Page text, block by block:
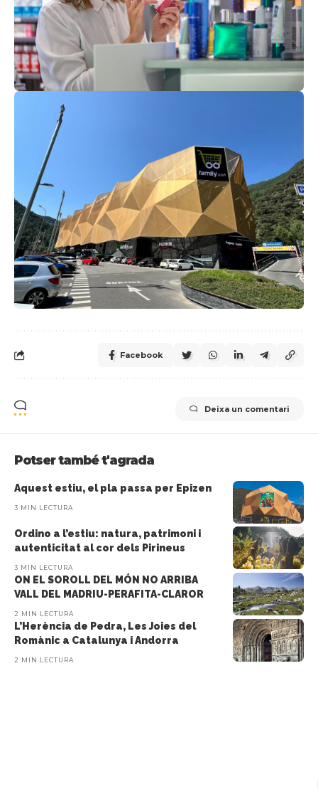
Facebook
Deixa un comentari
Potser també t'agrada
Aquest estiu, el pla passa per Epizen
3 MIN LECTURA
Ordino a l’estiu: natura, patrimoni i
autenticitat al cor dels Pirineus
3 MIN LECTURA
ON EL SOROLL DEL MÓN NO ARRIBA
VALL DEL MADRIU-PERAFITA-CLAROR
2 MIN LECTURA
L’Herència de Pedra, Les Joies del
Romànic a Catalunya i Andorra
2 MIN LECTURA